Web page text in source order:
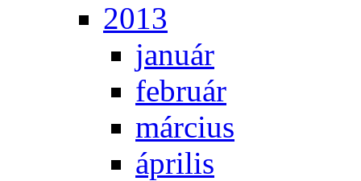
2013
ja­nu­ár
feb­ru­ár
már­ci­us
áp­ri­lis